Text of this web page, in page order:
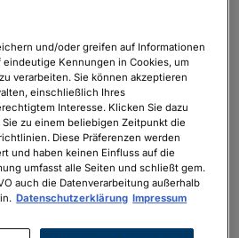
und/oder greifen auf Informationen
eindeutige Kennungen in Cookies, um
verarbeiten. Sie können akzeptieren
einschließlich Ihres
Interesse. Klicken Sie dazu
zu einem beliebigen Zeitpunkt die
Diese Präferenzen werden
und haben keinen Einfluss auf die
umfasst alle Seiten und schließt gem.
auch die Datenverarbeitung außerhalb
Datenschutzerklärung Impressum